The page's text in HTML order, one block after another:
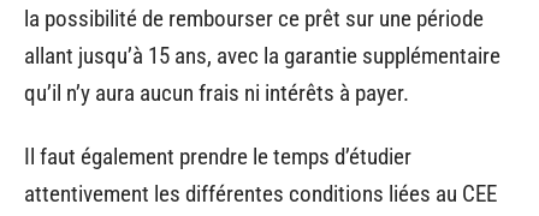
la possibilité de rembourser ce prêt sur une période
allant jusqu’à 15 ans, avec la garantie supplémentaire
qu’il n’y aura aucun frais ni intérêts à payer.
Il faut également prendre le temps d’étudier
attentivement les différentes conditions liées au CEE